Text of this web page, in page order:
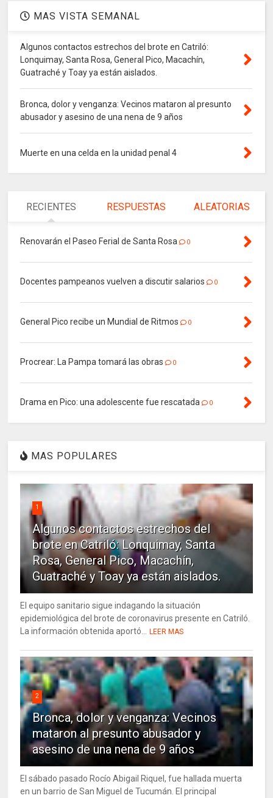
MAS VISTA SEMANAL
Algunos contactos estrechos del brote en Catriló:
Lonquimay, Santa Rosa, General Pico, Macachín,
Guatraché y Toay ya están aislados.
Bronca, dolor y venganza: Vecinos mataron al presunto
abusador y asesino de una nena de 9 años
Muerte en una celda en la unidad penal 4
RECIENTES RESPUESTAS ALEATORIAS
Renovarán el Paseo Ferial de Santa Rosa 0
Docentes pampeanos vuelven a discutir salarios 0
General Pico recibe un Mundial de Ritmos 0
Procrear: La Pampa tomará las obras 0
Drama en Pico: una adolescente fue rescatada 0
MAS POPULARES
1
Algunos contactos estrechos del
brote en Catriló: Lonquimay, Santa
Rosa, General Pico, Macachín,
Guatraché y Toay ya están aislados.
El equipo sanitario sigue indagando la situación
epidemiológica del brote de coronavirus presente en Catriló.
La información obtenida aportó...
LEER MAS
2
Bronca, dolor y venganza: Vecinos
mataron al presunto abusador y
asesino de una nena de 9 años
El sábado pasado Rocío Abigail Riquel, fue hallada muerta
en un barrio de San Miguel de Tucumán. El principal